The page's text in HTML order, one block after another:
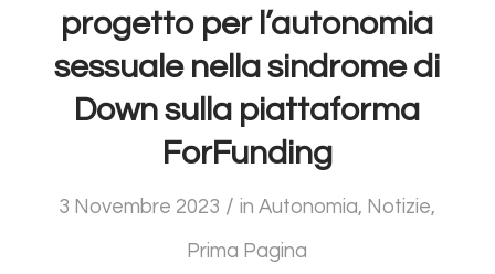
progetto per l’autonomia
sessuale nella sindrome di
Down sulla piattaforma
ForFunding
3 Novembre 2023 / inAutonomia, Notizie,
Prima Pagina